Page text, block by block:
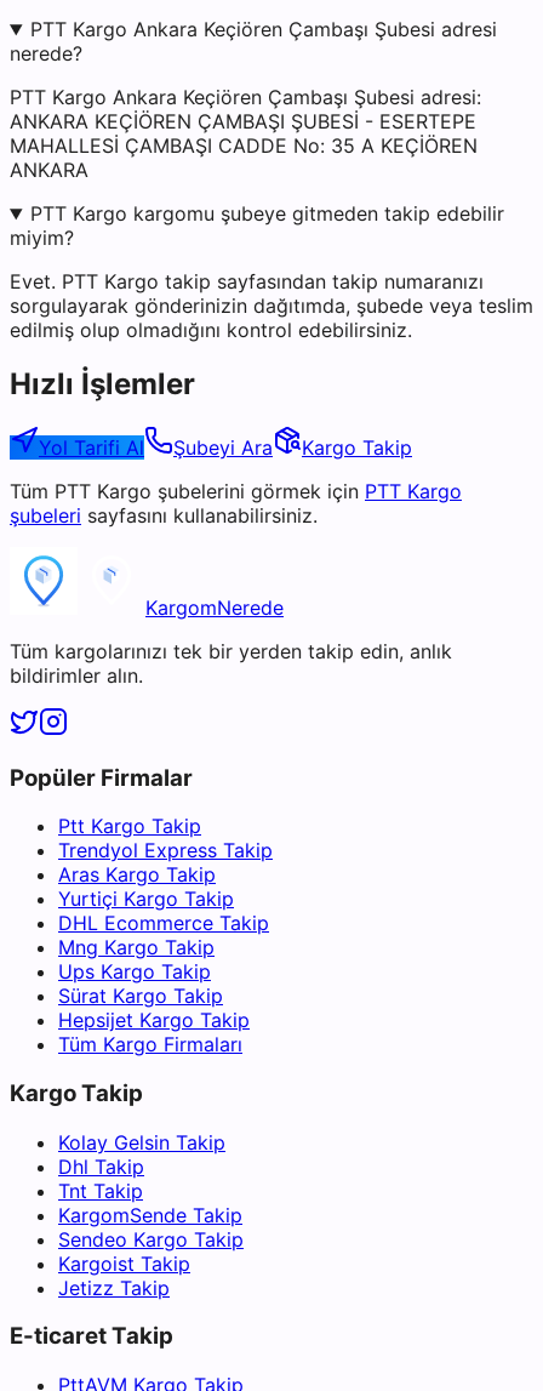
PTT Kargo Ankara Keçiören Çambaşı Şubesi adresi
nerede?
PTT Kargo Ankara Keçiören Çambaşı Şubesi adresi:
ANKARA KEÇİÖREN ÇAMBAŞI ŞUBESİ - ESERTEPE
MAHALLESİ ÇAMBAŞI CADDE No: 35 A KEÇİÖREN
ANKARA
PTT Kargo kargomu şubeye gitmeden takip edebilir
miyim?
Evet. PTT Kargo takip sayfasından takip numaranızı
sorgulayarak gönderinizin dağıtımda, şubede veya teslim
edilmiş olup olmadığını kontrol edebilirsiniz.
Hızlı İşlemler
Yol Tarifi Al Şubeyi Ara
Kargo Takip
Tüm PTT Kargo şubelerini görmek için PTT Kargo
şubeleri sayfasını kullanabilirsiniz.
KargomNerede
Tüm kargolarınızı tek bir yerden takip edin, anlık
bildirimler alın.
Popüler Firmalar
Ptt Kargo Takip
Trendyol Express Takip
Aras Kargo Takip
Yurtiçi Kargo Takip
DHL Ecommerce Takip
Mng Kargo Takip
Ups Kargo Takip
Sürat Kargo Takip
Hepsijet Kargo Takip
Tüm Kargo Firmaları
Kargo Takip
Kolay Gelsin Takip
Dhl Takip
Tnt Takip
KargomSende Takip
Sendeo Kargo Takip
Kargoist Takip
Jetizz Takip
E-ticaret Takip
PttAVM Kargo Takip